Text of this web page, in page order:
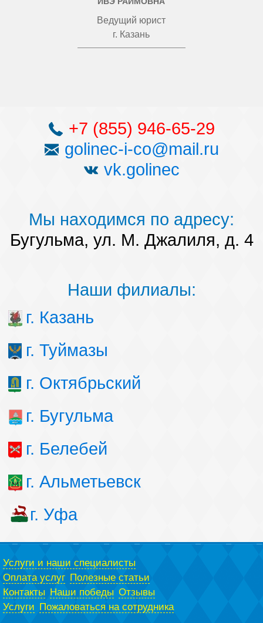
Ведущий юрист
г. Казань
+7 (855) 946-65-29
golinec-i-co@mail.ru
vk.golinec
Мы находимся по адресу:
Бугульма, ул. М. Джалиля, д. 4
Наши филиалы:
г. Казань
г. Туймазы
г. Октябрьский
г. Бугульма
г. Белебей
г. Альметьевск
г. Уфа
Услуги и наши специалисты
Оплата услуг Полезные статьи
Контакты Наши победы Отзывы
Услуги Пожаловаться на сотрудника